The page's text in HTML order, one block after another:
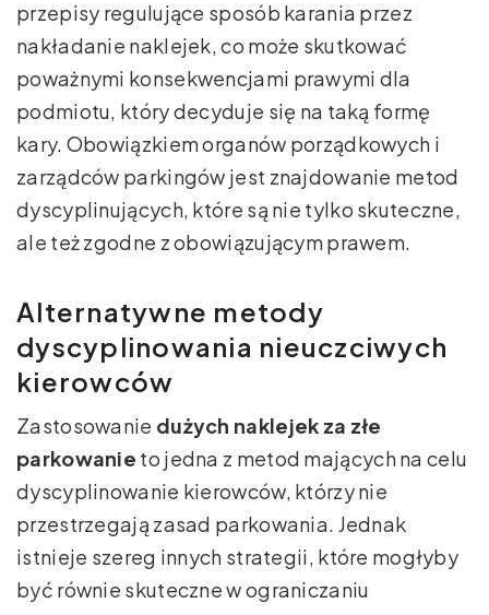
przepisy regulujące sposób karania przez
nakładanie naklejek, co może skutkować
poważnymi konsekwencjami prawymi dla
podmiotu, który decyduje się na taką formę
kary. Obowiązkiem organów porządkowych i
zarządców parkingów jest znajdowanie metod
dyscyplinujących, które są nie tylko skuteczne,
ale też zgodne z obowiązującym prawem.
Alternatywne metody
dyscyplinowania nieuczciwych
kierowców
Zastosowanie dużych naklejek za złe
parkowanie to jedna z metod mających na celu
dyscyplinowanie kierowców, którzy nie
przestrzegają zasad parkowania. Jednak
istnieje szereg innych strategii, które mogłyby
być równie skuteczne w ograniczaniu